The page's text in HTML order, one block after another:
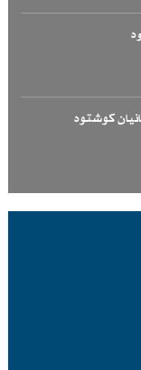
كوشتوە